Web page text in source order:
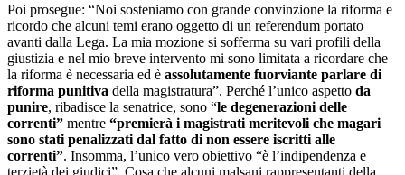
Poi prosegue: “Noi sosteniamo con grande convinzione la riforma e
ricordo che alcuni temi erano oggetto di un referendum portato
avanti dalla Lega. La mia mozione si sofferma su vari profili della
giustizia e nel mio breve intervento mi sono limitata a ricordare che
la riforma è necessaria ed è assolutamente fuorviante parlare di
riforma punitiva della magistratura”. Perché l’unico aspetto da
punire, ribadisce la senatrice, sono “le degenerazioni delle
correnti” mentre “premierà i magistrati meritevoli che magari
sono stati penalizzati dal fatto di non essere iscritti alle
correnti”. Insomma, l’unico vero obiettivo “è l’indipendenza e
terzietà dei giudici”. Cosa che alcuni malsani rappresentanti della